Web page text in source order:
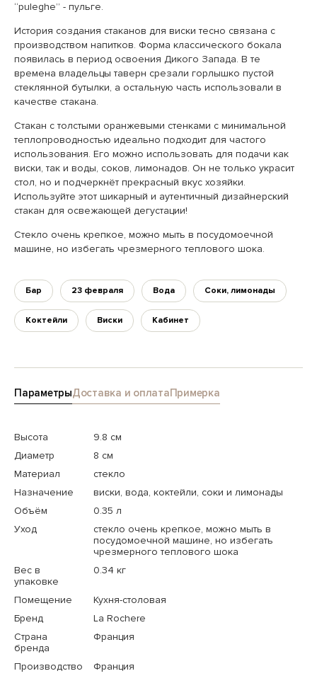
“puleghe” - пульге.
История создания стаканов для виски тесно связана с
производством напитков. Форма классического бокала
появилась в период освоения Дикого Запада. В те
времена владельцы таверн срезали горлышко пустой
стеклянной бутылки, а остальную часть использовали в
качестве стакана.
Стакан с толстыми оранжевыми стенками с минимальной
теплопроводностью идеально подходит для частого
использования. Его можно использовать для подачи как
виски, так и воды, соков, лимонадов. Он не только украсит
стол, но и подчеркнёт прекрасный вкус хозяйки.
Используйте этот шикарный и аутентичный дизайнерский
стакан для освежающей дегустации!
Стекло очень крепкое, можно мыть в посудомоечной
машине, но избегать чрезмерного теплового шока.
Бар 23 февраля Вода Соки, лимонады
Коктейли Виски Кабинет
ПараметрыДоставка и оплатаПримерка
Высота
9.8 см
Диаметр
8 см
Материал
стекло
Назначение
виски, вода, коктейли, соки и лимонады
Объём
0.35 л
Уход
стекло очень крепкое, можно мыть в
посудомоечной машине, но избегать
чрезмерного теплового шока
Вес в
упаковке
0.34 кг
Помещение
Кухня-столовая
Бренд
La Rochere
Страна
бренда
Франция
Производство Франция